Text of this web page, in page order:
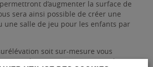
d’augmenter la surface de
sera ainsi possible de créer une
une salle de jeu pour les enfants par
soit sur-mesure vous
nouvel espace que vous avez choisi !